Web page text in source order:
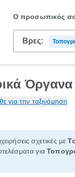
Ο προσωπικός
Βρες:
Όργανα
για την ταξινόμηση
σχετικές με
για